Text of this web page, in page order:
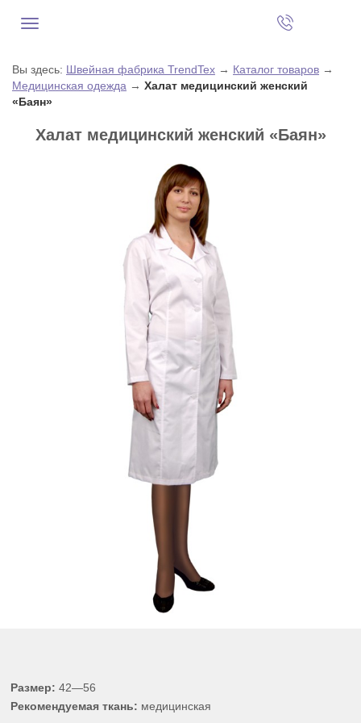
Вы здесь: Швейная фабрика TrendTex → Каталог товаров →
Медицинская одежда → Халат медицинский женский
«Баян»
Халат медицинский женский «Баян»
Размер:42—56
Рекомендуемая ткань: медицинская